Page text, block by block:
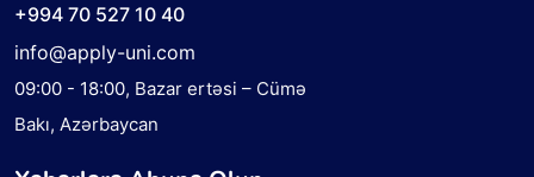
+994 70 527 10 40
info@apply-uni.com
09:00 - 18:00, Bazar ertəsi – Cümə
Bakı, Azərbaycan